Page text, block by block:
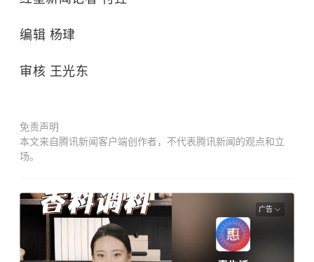
编辑 杨珒
审核 王光东
免责声明
本文来自腾讯新闻客户端创作者，不代表腾讯新闻的观点和立
场。
广告